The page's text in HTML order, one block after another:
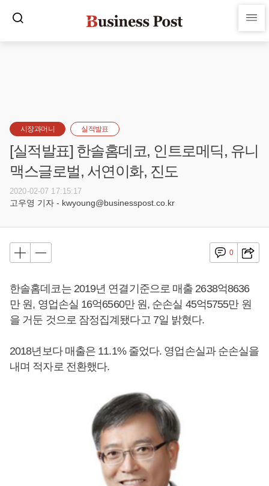
시장과머니 실적발표
[실적발표] 한솔홈데코, 인트로메딕, 유니
맥스글로벌, 서연이화, 진도
2020-02-07 17:15:17
고우영 기자 - kwyoung@businesspost.co.kr
0
한솔홈데코는 2019년 연결기준으로 매출 2638억8636
만 원, 영업손실 16억6560만 원, 순손실 45억5755만 원
을 거둔 것으로 잠정집계됐다고 7일 밝혔다.
2018년보다 매출은 11.1% 줄었다. 영업손실과 순손실을
내며 적자로 전환했다.